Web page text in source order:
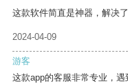
这款软件简直是神器，解决了
2024-04-09
游客
这款app的客服非常专业，